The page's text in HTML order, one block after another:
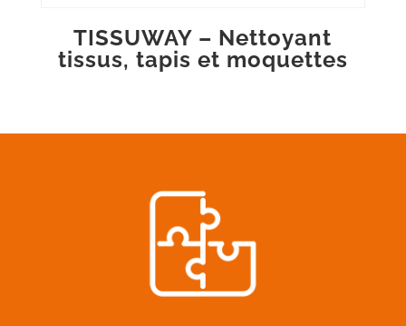
TISSUWAY – Nettoyant
tissus, tapis et moquettes